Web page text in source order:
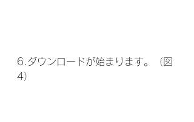
6.ダウンロードが始まります。（図
4）